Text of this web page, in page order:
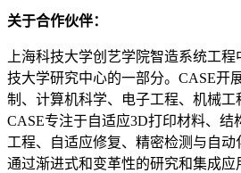
关于合作伙伴：
上海科技大学创艺学院智造系统工
技大学研究中心的一部分。CASE开
制、计算机科学、电子工程、机械工
CASE专注于自适应3D打印材料、结
工程、自适应修复、精密检测与自动
通过渐进式和变革性的研究和集成应